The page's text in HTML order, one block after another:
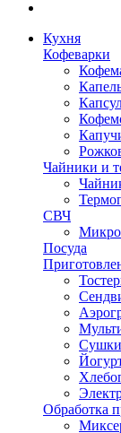
Кухня
Кофеварки
Чайники и
СВЧ
Посуда
Сушки
Обработка